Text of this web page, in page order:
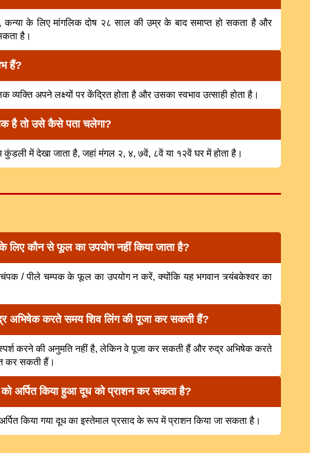
कन्या के लिए मांगलिक दोष २८ साल की उम्र के बाद समाप्त हो सकता है और
है।
हैं?
व्यक्ति अपने लक्ष्यों पर केंद्रित होता है और उसका स्वभाव उत्साही होता है।
है तो उसे कैसे पता चलेगा?
कुंडली में देखा जाता है, जहां मंगल २, ४, ७वें, ८वें या १२वें घर में होता है।
लिए कौन से फूल का उपयोग नहीं किया जाता है?
/ पीले चम्पक के फूल का उपयोग न करें, क्योंकि यह भगवान त्र्यंबकेश्वर का
अभिषेक करते समय शिव लिंग की पूजा कर सकती हैं?
करने की अनुमति नहीं है, लेकिन वे पूजा कर सकती हैं और रुद्र अभिषेक करते
कर सकती हैं।
अर्पित किया हुआ दूध को प्राशन कर सकता है?
किया गया दूध का इस्तेमाल प्रसाद के रूप में प्राशन किया जा सकता है।